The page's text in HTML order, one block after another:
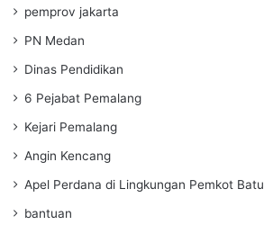
pemprov jakarta
PN Medan
Dinas Pendidikan
6 Pejabat Pemalang
Kejari Pemalang
Angin Kencang
Apel Perdana di Lingkungan Pemkot Batu
bantuan